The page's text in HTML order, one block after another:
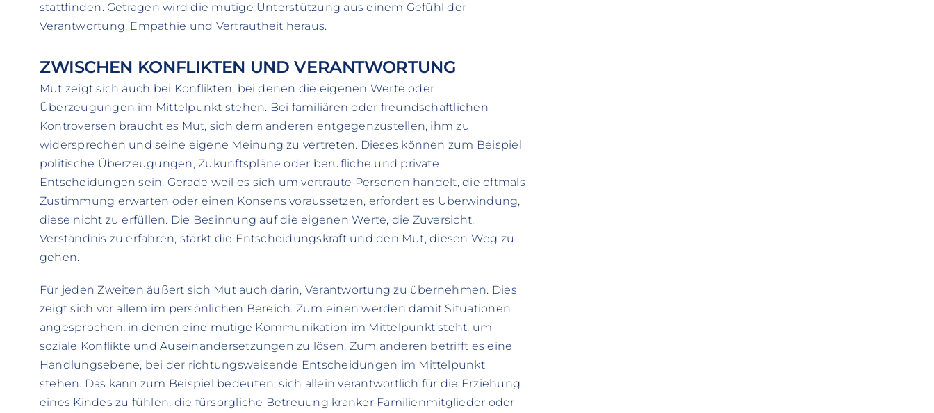
stattfinden. Getragen wird die mutige Unterstützung aus einem Gefühl der
Verantwortung, Empathie und Vertrautheit heraus.
ZWISCHEN KONFLIKTEN UND VERANTWORTUNG
Mut zeigt sich auch bei Konflikten, bei denen die eigenen Werte oder
Überzeugungen im Mittelpunkt stehen. Bei familiären oder freundschaftlichen
Kontroversen braucht es Mut, sich dem anderen entgegenzustellen, ihm zu
widersprechen und seine eigene Meinung zu vertreten. Dieses können zum Beispiel
politische Überzeugungen, Zukunftspläne oder berufliche und private
Entscheidungen sein. Gerade weil es sich um vertraute Personen handelt, die oftmals
Zustimmung erwarten oder einen Konsens voraussetzen, erfordert es Überwindung,
diese nicht zu erfüllen. Die Besinnung auf die eigenen Werte, die Zuversicht,
Verständnis zu erfahren, stärkt die Entscheidungskraft und den Mut, diesen Weg zu
gehen.
Für jeden Zweiten äußert sich Mut auch darin, Verantwortung zu übernehmen. Dies
zeigt sich vor allem im persönlichen Bereich. Zum einen werden damit Situationen
angesprochen, in denen eine mutige Kommunikation im Mittelpunkt steht, um
soziale Konflikte und Auseinandersetzungen zu lösen. Zum anderen betrifft es eine
Handlungsebene, bei der richtungsweisende Entscheidungen im Mittelpunkt
stehen. Das kann zum Beispiel bedeuten, sich allein verantwortlich für die Erziehung
eines Kindes zu fühlen, die fürsorgliche Betreuung kranker Familienmitglieder oder